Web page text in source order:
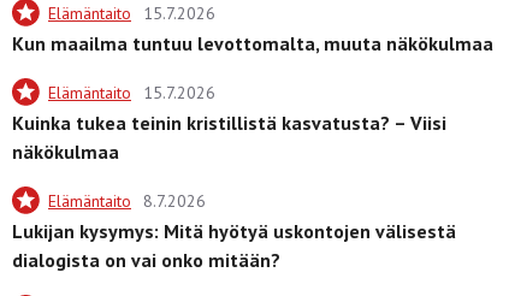
Elämäntaito 15.7.2026
Kun maailma tuntuu levottomalta, muuta näkökulmaa
Elämäntaito 15.7.2026
Kuinka tukea teinin kristillistä kasvatusta? – Viisi
näkökulmaa
Elämäntaito 8.7.2026
Lukijan kysymys: Mitä hyötyä uskontojen välisestä
dialogista on vai onko mitään?